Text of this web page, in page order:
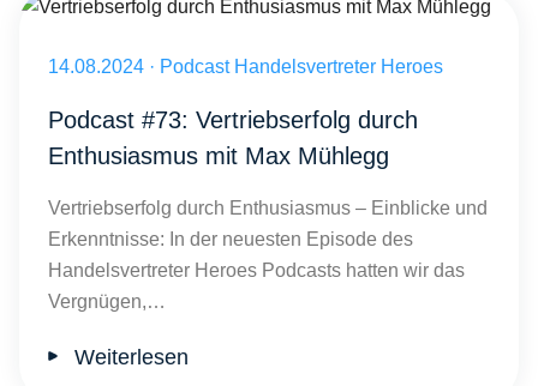
Veröffentlicht am 14.08.2024
14.08.2024 · Podcast Handelsvertreter Heroes
Podcast #73: Vertriebserfolg durch
Enthusiasmus mit Max Mühlegg
Vertriebserfolg durch Enthusiasmus – Einblicke und
Erkenntnisse: In der neuesten Episode des
Handelsvertreter Heroes Podcasts hatten wir das
Vergnügen,…
Weiterlesen